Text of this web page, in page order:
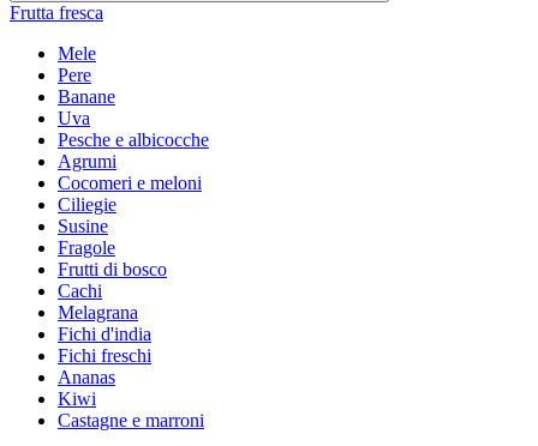
Frutta fresca
Mele
Pere
Banane
Uva
Pesche e albicocche
Agrumi
Cocomeri e meloni
Ciliegie
Susine
Fragole
Frutti di bosco
Cachi
Melagrana
Fichi d'india
Fichi freschi
Ananas
Kiwi
Castagne e marroni